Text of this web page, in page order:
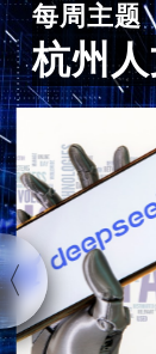
每周主题
杭州